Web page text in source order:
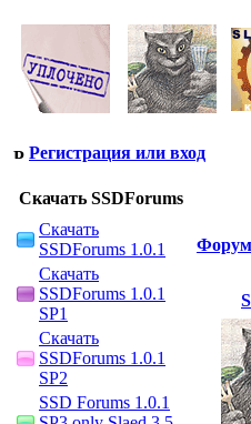
Регистрация или вход
Скачать SSDForums
Скачать
SSDForums 1.0.1
Скачать
SSDForums 1.0.1
SP1
Скачать
SSDForums 1.0.1
SP2
SSD Forums 1.0.1
Форум